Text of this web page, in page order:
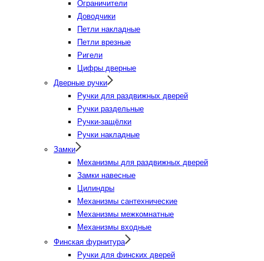
Ограничители
Доводчики
Петли накладные
Петли врезные
Ригели
Цифры дверные
Дверные ручки
Ручки для раздвижных дверей
Ручки раздельные
Ручки-защёлки
Ручки накладные
Замки
Механизмы для раздвижных дверей
Замки навесные
Цилиндры
Механизмы сантехнические
Механизмы межкомнатные
Механизмы входные
Финская фурнитура
Ручки для финских дверей